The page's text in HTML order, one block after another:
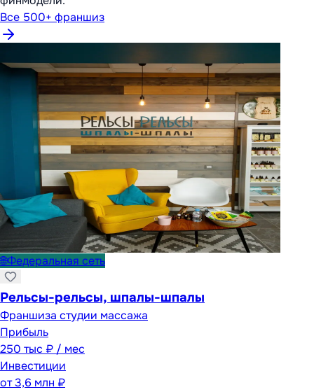
Все 500+ франшиз
🌐Федеральная сеть
Рельсы-рельсы, шпалы-шпалы
Франшиза студии массажа
Прибыль
250 тыс ₽ / мес
Инвестиции
от3,6 млн ₽